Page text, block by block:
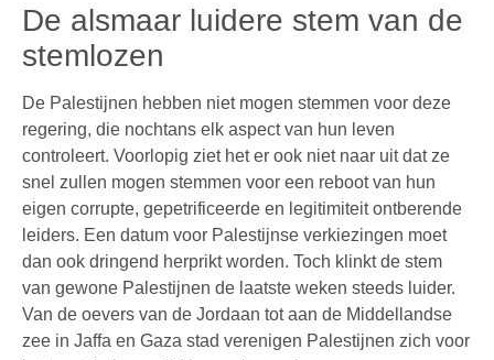
De alsmaar luidere stem van de
stemlozen
De Palestijnen hebben niet mogen stemmen voor deze
regering, die nochtans elk aspect van hun leven
controleert. Voorlopig ziet het er ook niet naar uit dat ze
snel zullen mogen stemmen voor een reboot van hun
eigen corrupte, gepetrificeerde en legitimiteit ontberende
leiders. Een datum voor Palestijnse verkiezingen moet
dan ook dringend herprikt worden. Toch klinkt de stem
van gewone Palestijnen de laatste weken steeds luider.
Van de oevers van de Jordaan tot aan de Middellandse
zee in Jaffa en Gaza stad verenigen Palestijnen zich voor